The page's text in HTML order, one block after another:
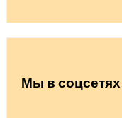
Мы в соцсетях